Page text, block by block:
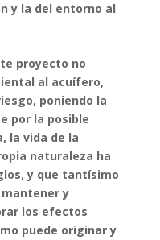
y la del entorno al
proyecto no
al acuífero,
poniendo la
por la posible
la vida de la
naturaleza ha
y que tantísimo
y
los efectos
puede originar y